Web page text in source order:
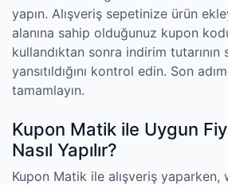
yapın. Alışveriş sepetinize ürün
alanına sahip olduğunuz kupon
kullandıktan sonra indirim tutarının
yansıtıldığını kontrol edin. Son
tamamlayın.
Kupon Matik ile Uygun
Nasıl Yapılır?
Kupon Matik ile alışveriş yaparken,